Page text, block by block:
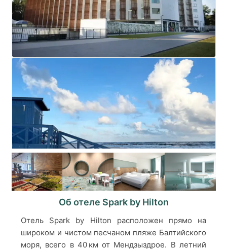
Об отеле Spark by Hilton
Отель Spark by Hilton расположен прямо на
широком и чистом песчаном пляже Балтийского
моря, всего в 40 км от Мендзыздрое. В летний